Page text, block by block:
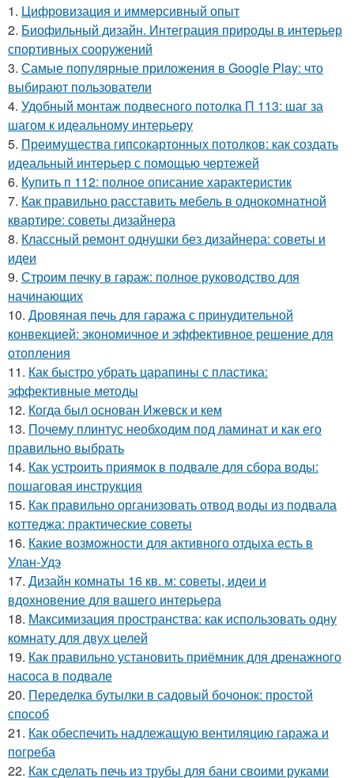
1. Цифровизация и иммерсивный опыт
2. Биофильный дизайн. Интеграция природы в интерьер
спортивных сооружений
3. Самые популярные приложения в Google Play: что
выбирают пользователи
4. Удобный монтаж подвесного потолка П 113: шаг за
шагом к идеальному интерьеру
5. Преимущества гипсокартонных потолков: как создать
идеальный интерьер с помощью чертежей
6. Купить п 112: полное описание характеристик
7. Как правильно расставить мебель в однокомнатной
квартире: советы дизайнера
8. Классный ремонт однушки без дизайнера: советы и
идеи
9. Строим печку в гараж: полное руководство для
начинающих
10. Дровяная печь для гаража с принудительной
конвекцией: экономичное и эффективное решение для
отопления
11. Как быстро убрать царапины с пластика:
эффективные методы
12. Когда был основан Ижевск и кем
13. Почему плинтус необходим под ламинат и как его
правильно выбрать
14. Как устроить приямок в подвале для сбора воды:
пошаговая инструкция
15. Как правильно организовать отвод воды из подвала
коттеджа: практические советы
16. Какие возможности для активного отдыха есть в
Улан-Удэ
17. Дизайн комнаты 16 кв. м: советы, идеи и
вдохновение для вашего интерьера
18. Максимизация пространства: как использовать одну
комнату для двух целей
19. Как правильно установить приёмник для дренажного
насоса в подвале
20. Переделка бутылки в садовый бочонок: простой
способ
21. Как обеспечить надлежащую вентиляцию гаража и
погреба
22. Как сделать печь из трубы для бани своими руками